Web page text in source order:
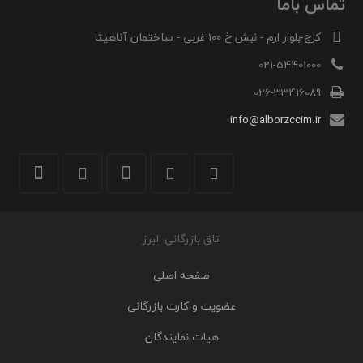
کرج-بلوار ارم - نبش خ 100 غربی - ساختمان آناهیتا
021-54401000
026-33416089
info@alborzccim.ir
اتاق بازرگانی البرز
صفحه اصلی
عضویت و کارت بازرگانی
هیات نمایندگان